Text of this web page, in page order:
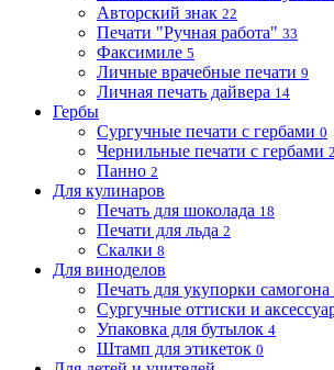
Авторский знак 22
Печати "Ручная работа" 33
Факсимиле 5
Личные врачебные печати 9
Личная печать дайвера 14
Гербы
Сургучные печати с гербами 0
Чернильные печати с гербами
Панно 2
Для кулинаров
Печать для шоколада 18
Печати для льда 2
Скалки 8
Для виноделов
Печать для укупорки самогона
Сургучные оттиски и
Упаковка для бутылок 4
Штамп для этикеток 0